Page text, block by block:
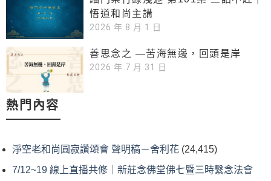
悟道和尚主講
2026 年 8 月 1 日
善思念之 —苦海無邊，回頭是岸
2026 年 7 月 31 日
熱門內容
淨空老和尚圓寂讚頌會 聲明稿－舍利花 (24,415)
7/12~19 線上直播共修｜新莊念佛堂佛七暨三時繫念法會